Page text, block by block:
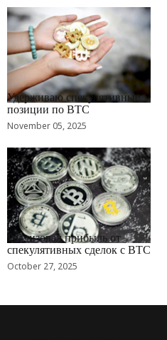
RRCNEWS_RU
Удерживаю спекулятивные
позиции по BTC
November 05, 2025
RRCNEWS_RU
Реализовал прибыль от
спекулятивных сделок с BTC
October 27, 2025